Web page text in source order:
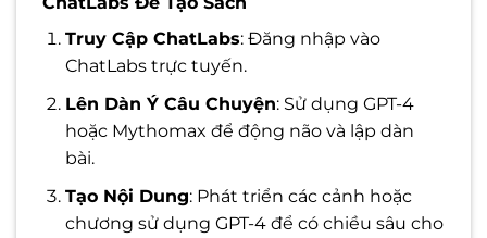
Truy Cập ChatLabs: Đăng nhập vào
ChatLabs trực tuyến.
Lên Dàn Ý Câu Chuyện: Sử dụng GPT-4
hoặc Mythomax để động não và lập dàn
bài.
Tạo Nội Dung: Phát triển các cảnh hoặc
chương sử dụng GPT-4 để có chiều sâu cho